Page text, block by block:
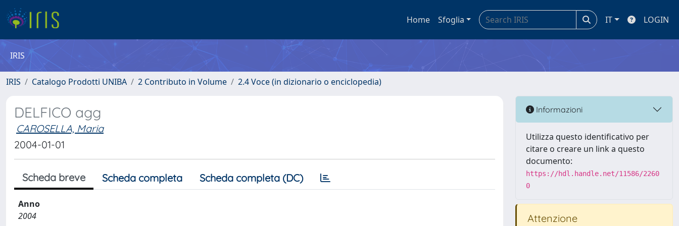
Home Sfoglia IT LOGIN
IRIS
IRIS Catalogo Prodotti UNIBA 2 Contributo in Volume 2.4 Voce (in dizionario o enciclopedia)
DELFICO agg
CAROSELLA, Maria
2004-01-01
Scheda breve Scheda completa Scheda completa (DC)
Anno
2004
Informazioni
Utilizza questo identificativo per
citare o creare un link a questo
documento:
https://hdl.handle.net/11586/2260
0
Attenzione